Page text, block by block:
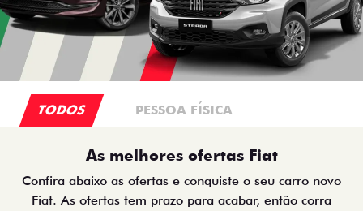
TODOS PESSOA FÍSICA
As melhores ofertas Fiat
Confira abaixo as ofertas e conquiste o seu carro novo
Fiat. As ofertas tem prazo para acabar, então corra